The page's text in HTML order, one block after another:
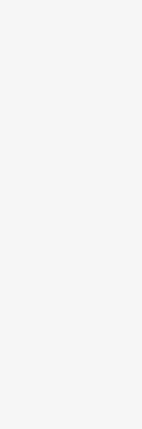
Livraison
partout au
Garantie 1
Sur tous nos
Le DELL Laptop Pro 14
allie performance et
processeur Ultra 5-
des professionnels en
garantissant une
Go pour un stockage
Ce modèle est
conviviale et des
Que vous soyez en
Laptop Pro 14 est votre